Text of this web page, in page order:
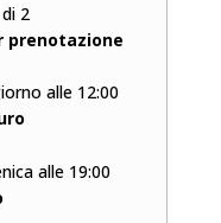
2
prenotazione
alle 12:00
alle 19:00